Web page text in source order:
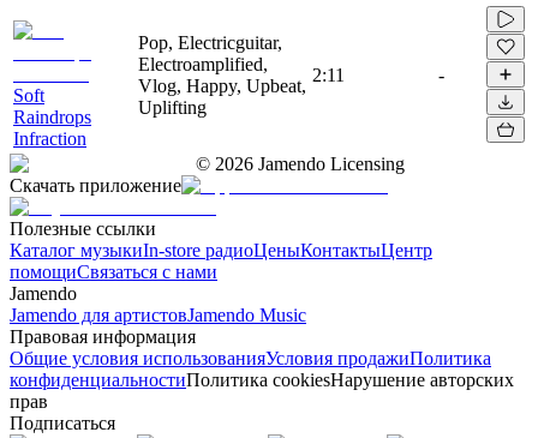
Soft
Raindrops
Infraction
Pop, Electricguitar,
Electroamplified,
Vlog, Happy, Upbeat,
Uplifting
2:11 -
© 2026 Jamendo Licensing
Скачать приложение
Полезные ссылки
Каталог музыкиIn-store радиоЦеныКонтактыЦентр
помощиСвязаться с нами
Jamendo
Jamendo для артистовJamendo Music
Правовая информация
Общие условия использованияУсловия продажиПолитика
конфиденциальностиПолитика cookiesНарушение авторских
прав
Подписаться